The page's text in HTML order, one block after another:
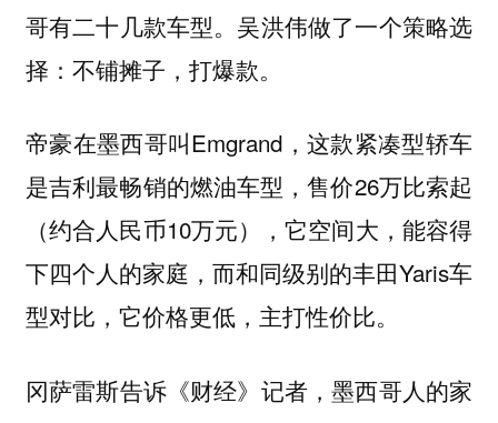
哥有二十几款车型。吴洪伟做了一个策略选
择：不铺摊子，打爆款。
帝豪在墨西哥叫Emgrand，这款紧凑型轿车
是吉利最畅销的燃油车型，售价26万比索起
（约合人民币10万元），它空间大，能容得
下四个人的家庭，而和同级别的丰田Yaris车
型对比，它价格更低，主打性价比。
冈萨雷斯告诉《财经》记者，墨西哥人的家